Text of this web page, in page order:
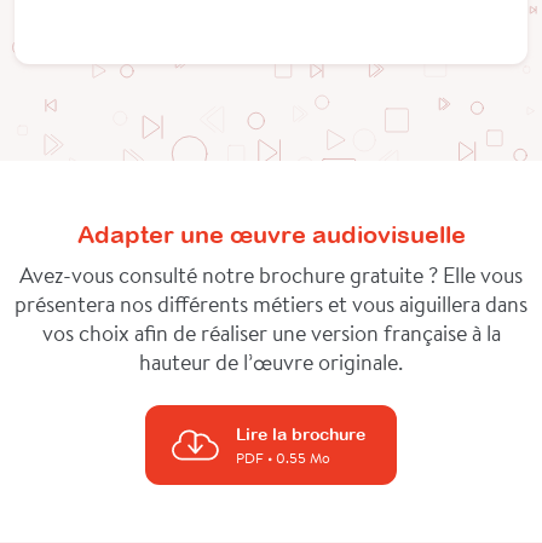
Adapter une œuvre audiovisuelle
Avez-vous consulté notre brochure gratuite ? Elle vous
présentera nos différents métiers et vous aiguillera dans
vos choix afin de réaliser une version française à la
hauteur de l’œuvre originale.
Lire la brochure
PDF• 0.55 Mo